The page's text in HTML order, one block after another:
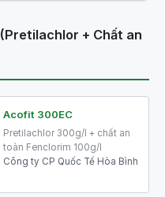
(Pretilachlor + Chất an
Acofit 300EC
Pretilachlor 300g/l + chất an
toàn Fenclorim 100g/l
Công ty CP Quốc Tế Hòa Bình